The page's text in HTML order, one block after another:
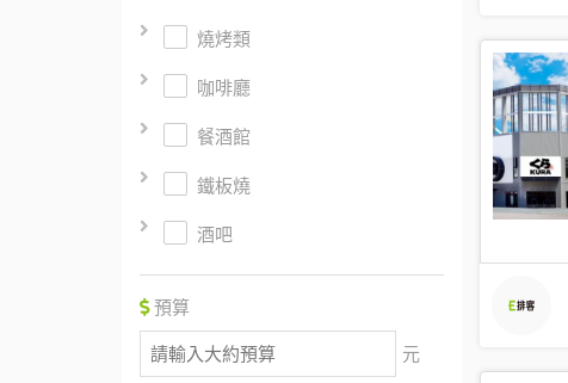
燒烤類
咖啡廳
餐酒館
鐵板燒
酒吧
預算
元